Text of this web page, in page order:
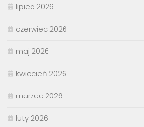
lipiec 2026
czerwiec 2026
maj 2026
kwiecień 2026
marzec 2026
luty 2026